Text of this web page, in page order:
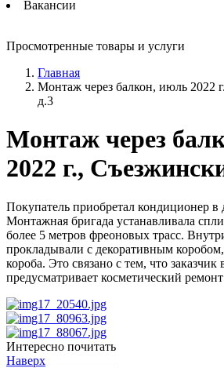
Вакансии
Просмотренные товары и услуги
Главная
Монтаж через балкон, июль 2022
д.3
Монтаж через
2022 г.,
Покупатель приобретал кондиционер в
Монтажная бригада устанавливала
более 5 метров фреоновых трасс.
прокладывали с декоративным
короба. Это связано с тем, что заказчик
предусматривает косметический
Интересно почитать
Наверх